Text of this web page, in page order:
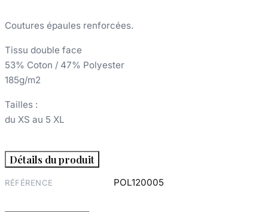
Coutures épaules renforcées.
Tissu double face
53% Coton / 47% Polyester
185g/m2
Tailles :
du XS au 5 XL
Détails du produit
RÉFÉRENCE POL120005